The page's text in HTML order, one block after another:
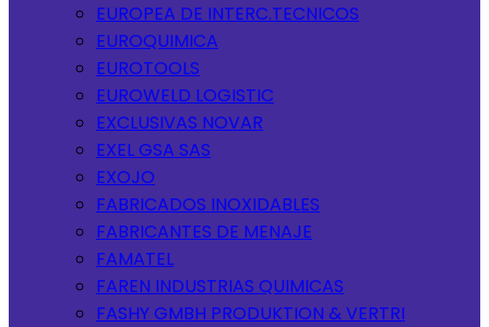
EUROPEA DE INTERC.TECNICOS
EUROQUIMICA
EUROTOOLS
EUROWELD LOGISTIC
EXCLUSIVAS NOVAR
EXEL GSA SAS
EXOJO
FABRICADOS INOXIDABLES
FABRICANTES DE MENAJE
FAMATEL
FAREN INDUSTRIAS QUIMICAS
FASHY GMBH PRODUKTION & VERTRI